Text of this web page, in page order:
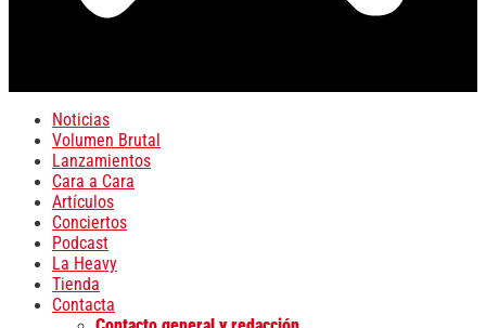
Noticias
Volumen Brutal
Lanzamientos
Cara a Cara
Artículos
Conciertos
Podcast
La Heavy
Tienda
Contacta